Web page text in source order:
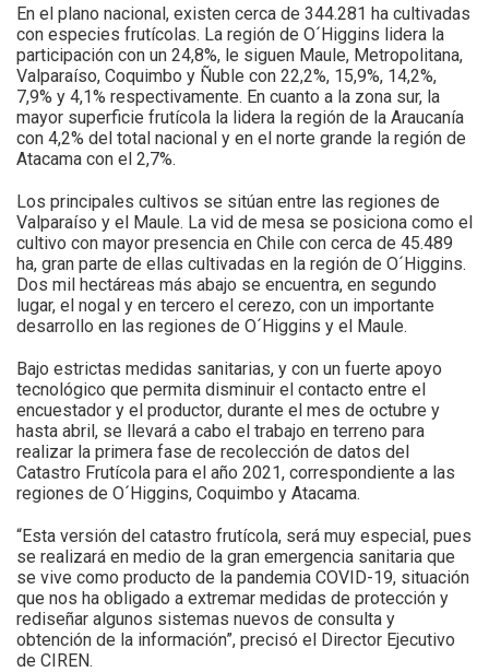
En el plano nacional, existen cerca de 344.281 ha cultivadas
con especies frutícolas. La región de O´Higgins lidera la
participación con un 24,8%, le siguen Maule, Metropolitana,
Valparaíso, Coquimbo y Ñuble con 22,2%, 15,9%, 14,2%,
7,9% y 4,1% respectivamente. En cuanto a la zona sur, la
mayor superficie frutícola la lidera la región de la Araucanía
con 4,2% del total nacional y en el norte grande la región de
Atacama con el 2,7%.
Los principales cultivos se sitúan entre las regiones de
Valparaíso y el Maule. La vid de mesa se posiciona como el
cultivo con mayor presencia en Chile con cerca de 45.489
ha, gran parte de ellas cultivadas en la región de O´Higgins.
Dos mil hectáreas más abajo se encuentra, en segundo
lugar, el nogal y en tercero el cerezo, con un importante
desarrollo en las regiones de O´Higgins y el Maule.
Bajo estrictas medidas sanitarias, y con un fuerte apoyo
tecnológico que permita disminuir el contacto entre el
encuestador y el productor, durante el mes de octubre y
hasta abril, se llevará a cabo el trabajo en terreno para
realizar la primera fase de recolección de datos del
Catastro Frutícola para el año 2021, correspondiente a las
regiones de O´Higgins, Coquimbo y Atacama.
“Esta versión del catastro frutícola, será muy especial, pues
se realizará en medio de la gran emergencia sanitaria que
se vive como producto de la pandemia COVID-19, situación
que nos ha obligado a extremar medidas de protección y
rediseñar algunos sistemas nuevos de consulta y
obtención de la información”, precisó el Director Ejecutivo
de CIREN.